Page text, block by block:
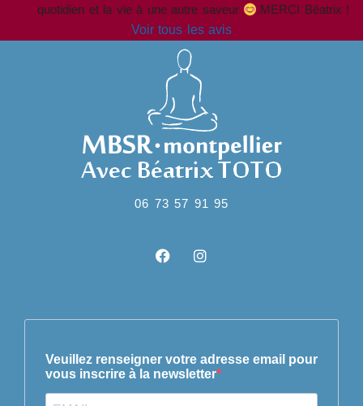
quotidien et la vie à une autre saveur
.MERCI Béatrix !
Voir tous les avis
06 73 57 91 95